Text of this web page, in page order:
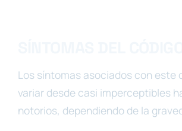
Los síntomas asociados con este
variar desde casi imperceptibles
notorios, dependiendo de la